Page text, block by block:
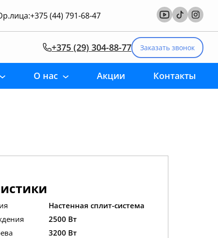
+375 (44) 791-68-47
+375 (29) 304-88-77 Заказать звонок
О нас Акции Контакты
Настенная сплит-система
2500 Вт
3200 Вт